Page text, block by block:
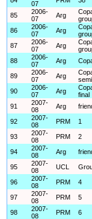
07
85
2006-
07
Arg
86
2006-
07
Arg
87
2006-
07
Arg
88
2006-
07
Arg
89
2006-
07
Arg
90
2006-
07
Arg
final
91
2007-
08
Arg
92
2007-
08
PRM 1
93
2007-
08
PRM 2
94
2007-
08
Arg
95
2007-
08
UCL
96
2007-
08
PRM 4
97
2007-
08
PRM 5
98
2007-
08
PRM 6